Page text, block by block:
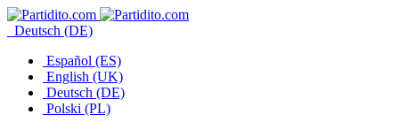
Deutsch (DE)
Español (ES)
English (UK)
Deutsch (DE)
Polski (PL)